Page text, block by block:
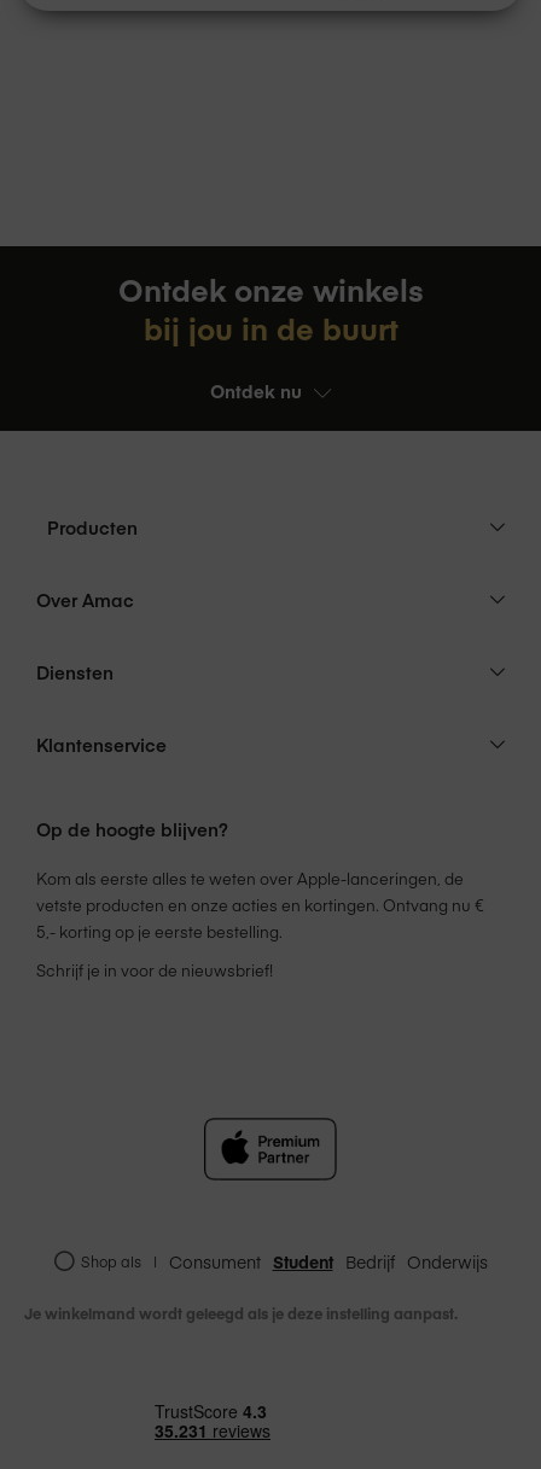
Ontdek onze winkels
bij jou in de buurt
Ontdek nu
Producten
Over Amac
Diensten
Klantenservice
Op de hoogte blijven?
Kom als eerste alles te weten over Apple-lanceringen, de
vetste producten en onze acties en kortingen. Ontvang nu €
5,- korting op je eerste bestelling.
Schrijf je in voor de nieuwsbrief!
Shop als | Consument Student Bedrijf Onderwijs
Je winkelmand wordt geleegd als je deze instelling aanpast.